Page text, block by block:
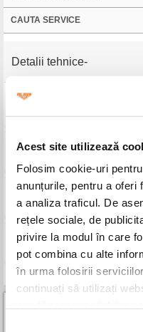
Acest site utilizează
Folosim cookie-uri
anunțurile, pentru a oferi
a analiza traficul. De
rețele sociale, de
privire la modul în care
pot combina cu alte
în urma folosirii
continuați să utilizați
CAUTA SERVICE
Detalii tehnice
Utilizare
Produse compatibile
Imagini
Compara